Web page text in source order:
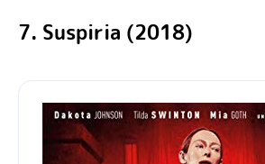
7. Suspiria (2018)